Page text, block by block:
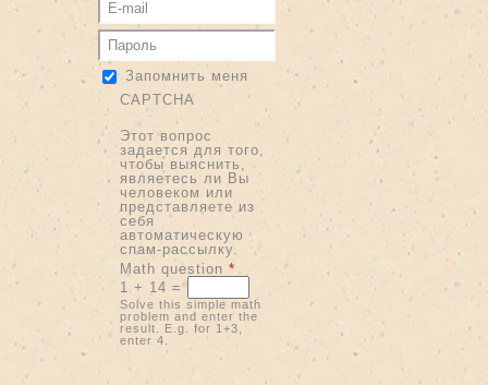
Запомнить меня
CAPTCHA
Этот вопрос
задается для того,
чтобы выяснить,
являетесь ли Вы
человеком или
представляете из
себя
автоматическую
спам-рассылку.
Math question *
1 + 14 =
Solve this simple math
problem and enter the
result. E.g. for 1+3,
enter 4.